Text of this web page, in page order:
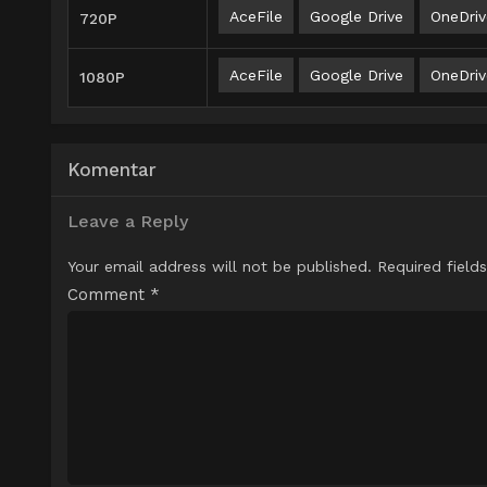
720P AceFile Google Drive
1080P AceFile Google Drive
Komentar
Leave a Reply
Your email address will not be published. Required
Comment *